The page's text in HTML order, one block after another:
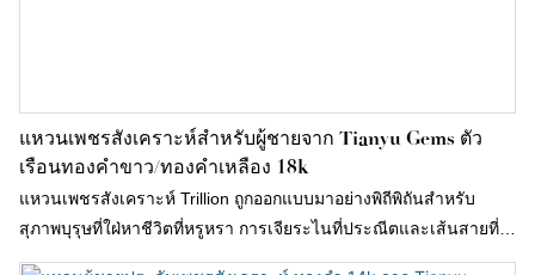
แหวนเพชรสังเคราะห์สำหรับผู้ชายจาก Tianyu Gems ตัว
เรือนทองคำขาว/ทองคำเหลือง 18k
แหวนเพชรสังเคราะห์ Trillion ถูกออกแบบมาอย่างพิถีพิถันสำหรับ
สุภาพบุรุษที่ใฝ่หาชีวิตที่หรูหรา การเจียระไนที่ประณีตและเส้นสายที่
เรียบเนียนไม่เพียงแต่คงไว้ซึ่งความแข็งแกร่งที่สุภาพบุรุษควรมี แต่ยัง